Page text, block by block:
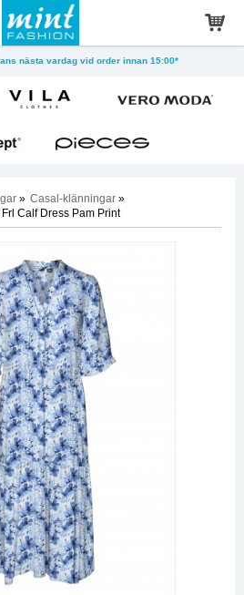
nästa vardag vid order innan 15:00*
» Casal-klänningar »
Calf Dress Pam Print